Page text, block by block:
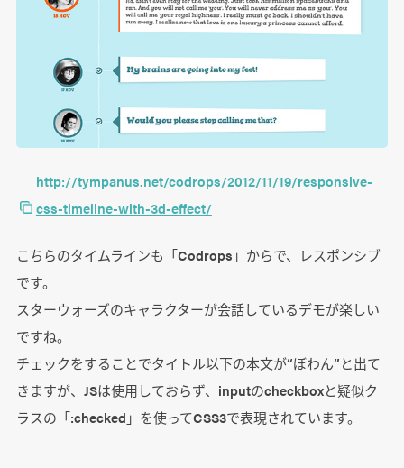
http://tympanus.net/codrops/2012/11/19/responsive-
css-timeline-with-3d-effect/
こちらのタイムラインも「Codrops」からで、レスポンシブ
です。
スターウォーズのキャラクターが会話しているデモが楽しい
ですね。
チェックをすることでタイトル以下の本文が“ぼわん”と出て
きますが、JSは使用しておらず、inputのcheckboxと疑似ク
ラスの「:checked」を使ってCSS3で表現されています。